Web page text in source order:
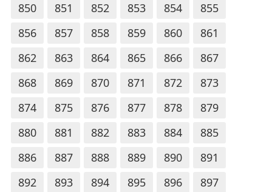
850
851 852 853 854
855
856
857 858 859 860
861
862
863 864 865 866
867
868
869 870 871 872
873
874
875 876 877 878
879
880
881 882 883 884
885
886
887 888 889 890
891
892
893 894 895 896
897